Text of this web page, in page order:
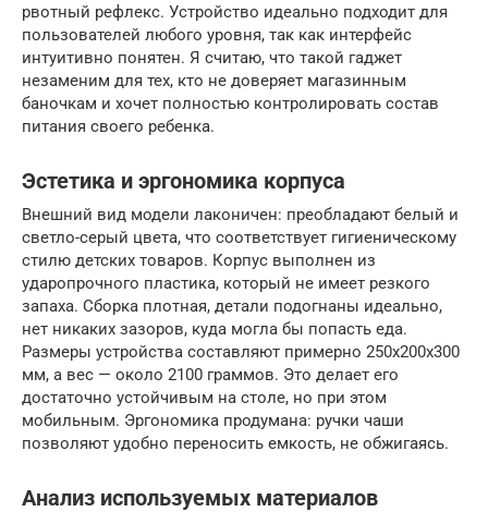
рвотный рефлекс. Устройство идеально подходит для
пользователей любого уровня, так как интерфейс
интуитивно понятен. Я считаю, что такой гаджет
незаменим для тех, кто не доверяет магазинным
баночкам и хочет полностью контролировать состав
питания своего ребенка.
Эстетика и эргономика корпуса
Внешний вид модели лаконичен: преобладают белый и
светло-серый цвета, что соответствует гигиеническому
стилю детских товаров. Корпус выполнен из
ударопрочного пластика, который не имеет резкого
запаха. Сборка плотная, детали подогнаны идеально,
нет никаких зазоров, куда могла бы попасть еда.
Размеры устройства составляют примерно 250х200х300
мм, а вес — около 2100 граммов. Это делает его
достаточно устойчивым на столе, но при этом
мобильным. Эргономика продумана: ручки чаши
позволяют удобно переносить емкость, не обжигаясь.
Анализ используемых материалов